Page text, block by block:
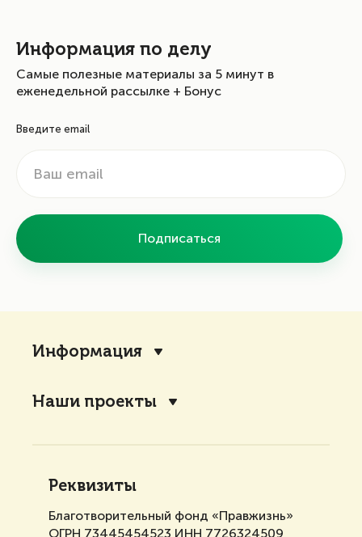
Информация по делу
Самые полезные материалы за 5 минут в
еженедельной рассылке + Бонус
Введите email
Подписаться
Информация
Наши проекты
Реквизиты
Благотворительный фонд «Правжизнь»
ОГРН 73445454523 ИНН 7726324509